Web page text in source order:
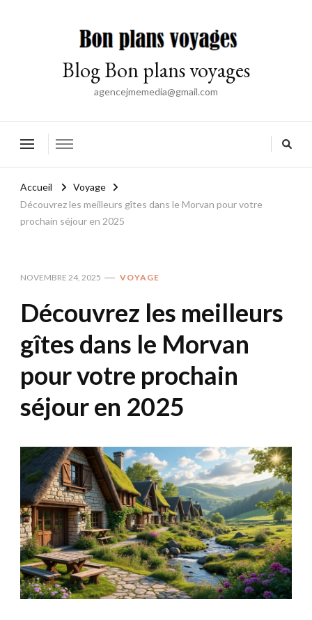
Blog Bon plans voyages
agencejmemedia@gmail.com
Accueil
Voyage
Découvrez les meilleurs gîtes dans le Morvan pour votre
prochain séjour en 2025
NOVEMBRE 24, 2025 VOYAGE
Découvrez les meilleurs
gîtes dans le Morvan
pour votre prochain
séjour en 2025